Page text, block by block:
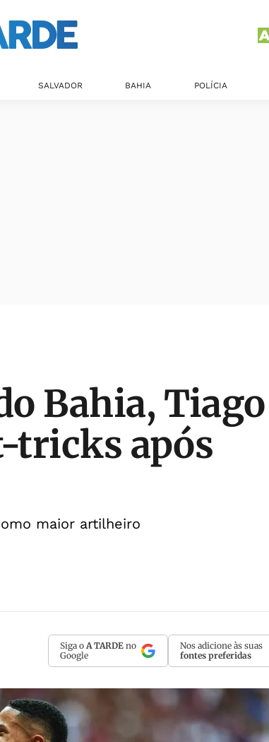
SALVADOR BAHIA POLÍCIA
Bahia, Tiago
tricks após
maior artilheiro
Siga o A TARDE no
Google
Nos adicione às suas
fontes preferidas